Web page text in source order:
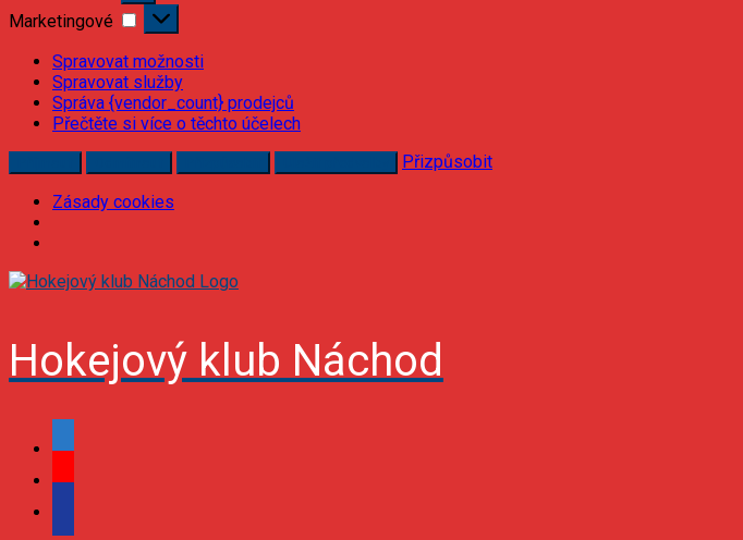
Marketingové
Marketingové
Spravovat možnosti
Spravovat služby
Správa {vendor_count} prodejců
Přečtěte si více o těchto účelech
Přizpůsobit
Zásady cookies
Skip
Hokejový klub Náchod